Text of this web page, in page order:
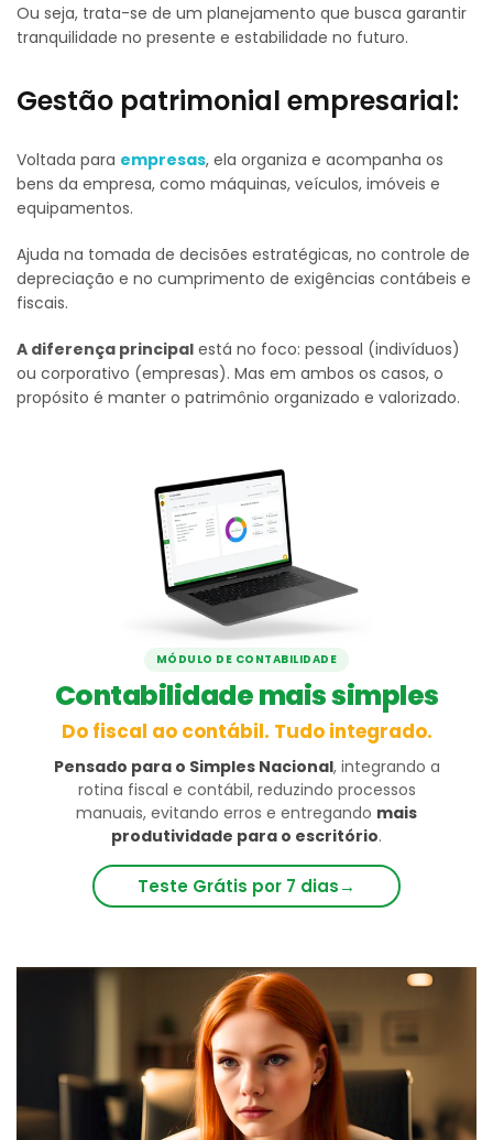
Ou seja, trata-se de um planejamento que busca garantir
tranquilidade no presente e estabilidade no futuro.
Gestão patrimonial empresarial:
Voltada para empresas, ela organiza e acompanha os
bens da empresa, como máquinas, veículos, imóveis e
equipamentos.
Ajuda na tomada de decisões estratégicas, no controle de
depreciação e no cumprimento de exigências contábeis e
fiscais.
A diferença principal está no foco: pessoal (indivíduos)
ou corporativo (empresas). Mas em ambos os casos, o
propósito é manter o patrimônio organizado e valorizado.
MÓDULO DE CONTABILIDADE
Contabilidade mais simples
Do fiscal ao contábil. Tudo integrado.
Pensado para o Simples Nacional, integrando a
rotina fiscal e contábil, reduzindo processos
manuais, evitando erros e entregando mais
produtividade para o escritório.
Teste Grátis por 7 dias→